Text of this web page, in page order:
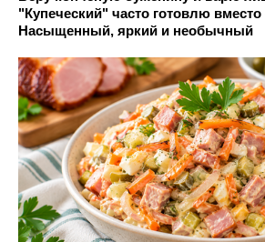
"Купеческий" часто готовлю
Насыщенный, яркий и необычный